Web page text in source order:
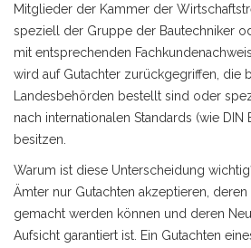
Mitglieder der Kammer der
speziell der Gruppe der Bautechniker
mit entsprechenden
wird auf Gutachter zurückgegriffen, die
Landesbehörden bestellt sind oder
nach internationalen Standards (wie DIN
besitzen.
Warum ist diese Unterscheidung
Ämter nur Gutachten akzeptieren, deren
gemacht werden können und deren
Aufsicht garantiert ist. Ein Gutachten